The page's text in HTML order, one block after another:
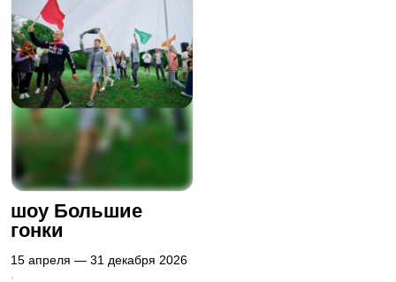
шоу Большие
гонки
15 апреля — 31 декабря 2026